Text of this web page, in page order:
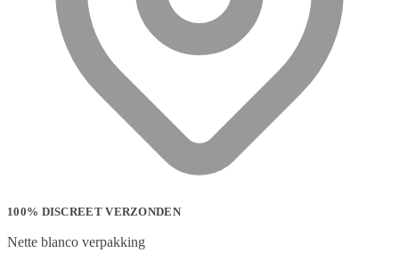
100% DISCREET VERZONDEN
Nette blanco verpakking